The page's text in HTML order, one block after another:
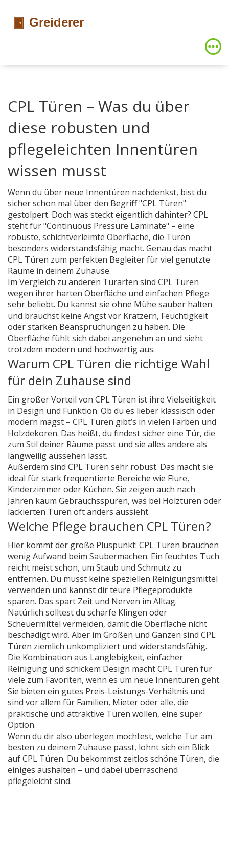
CPL Türen – Was du über
diese robusten und
pflegeleichten Innentüren
wissen musst
Wenn du über neue Innentüren nachdenkst, bist du
sicher schon mal über den Begriff "CPL Türen"
gestolpert. Doch was steckt eigentlich dahinter? CPL
steht für "Continuous Pressure Laminate" – eine
robuste, schichtverleimte Oberfläche, die Türen
besonders widerstandsfähig macht. Genau das macht
CPL Türen zum perfekten Begleiter für viel genutzte
Räume in deinem Zuhause.
Im Vergleich zu anderen Türarten sind CPL Türen
wegen ihrer harten Oberfläche und einfachen Pflege
sehr beliebt. Du kannst sie ohne Mühe sauber halten
und brauchst keine Angst vor Kratzern, Feuchtigkeit
oder starken Beanspruchungen zu haben. Die
Oberfläche fühlt sich dabei angenehm an und sieht
trotzdem modern und hochwertig aus.
Warum CPL Türen die richtige Wahl
für dein Zuhause sind
Ein großer Vorteil von CPL Türen ist ihre Vielseitigkeit
in Design und Funktion. Ob du es lieber klassisch oder
modern magst – CPL Türen gibt’s in vielen Farben und
Holzdekoren. Das heißt, du findest sicher eine Tür, die
zum Stil deiner Räume passt und sie alles andere als
langweilig aussehen lässt.
Außerdem sind CPL Türen sehr robust. Das macht sie
ideal für stark frequentierte Bereiche wie Flure,
Kinderzimmer oder Küchen. Sie zeigen auch nach
Jahren kaum Gebrauchsspuren, was bei Holztüren oder
lackierten Türen oft anders aussieht.
Welche Pflege brauchen CPL Türen?
Hier kommt der große Pluspunkt: CPL Türen brauchen
wenig Aufwand beim Saubermachen. Ein feuchtes Tuch
reicht meist schon, um Staub und Schmutz zu
entfernen. Du musst keine speziellen Reinigungsmittel
verwenden und kannst dir teure Pflegeprodukte
sparen. Das spart Zeit und Nerven im Alltag.
Natürlich solltest du scharfe Klingen oder
Scheuermittel vermeiden, damit die Oberfläche nicht
beschädigt wird. Aber im Großen und Ganzen sind CPL
Türen ziemlich unkompliziert und widerstandsfähig.
Die Kombination aus Langlebigkeit, einfacher
Reinigung und schickem Design macht CPL Türen für
viele zum Favoriten, wenn es um neue Innentüren geht.
Sie bieten ein gutes Preis-Leistungs-Verhältnis und
sind vor allem für Familien, Mieter oder alle, die
praktische und attraktive Türen wollen, eine super
Option.
Wenn du dir also überlegen möchtest, welche Tür am
besten zu deinem Zuhause passt, lohnt sich ein Blick
auf CPL Türen. Du bekommst zeitlos schöne Türen, die
einiges aushalten – und dabei überraschend
pflegeleicht sind.